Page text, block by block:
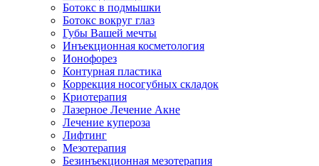
Ботокс в подмышки
Ботокс вокруг глаз
Губы Вашей мечты
Инъекционная косметология
Ионофорез
Контурная пластика
Коррекция носогубных складок
Криотерапия
Лазерное Лечение Акне
Лечение купероза
Лифтинг
Мезотерапия
Безинъекционная мезотерапия